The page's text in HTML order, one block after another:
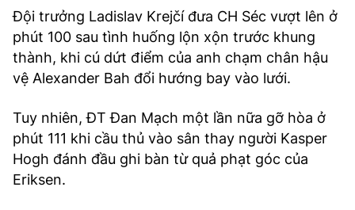
Đội trưởng Ladislav Krejčí đưa CH Séc vượt lên ở
phút 100 sau tình huống lộn xộn trước khung
thành, khi cú dứt điểm của anh chạm chân hậu
vệ Alexander Bah đổi hướng bay vào lưới.
Tuy nhiên, ĐT Đan Mạch một lần nữa gỡ hòa ở
phút 111 khi cầu thủ vào sân thay người Kasper
Hogh đánh đầu ghi bàn từ quả phạt góc của
Eriksen.